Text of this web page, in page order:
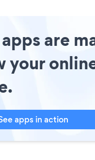
are
your
apps in action